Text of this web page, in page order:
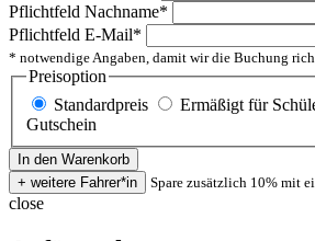
Pflichtfeld Nachname*
Pflichtfeld E-Mail*
* notwendige Angaben, damit wir die Buchung
Preisoption
Standardpreis
Ermäßigt für
Gutschein
Spare zusätzlich 10% mit
close